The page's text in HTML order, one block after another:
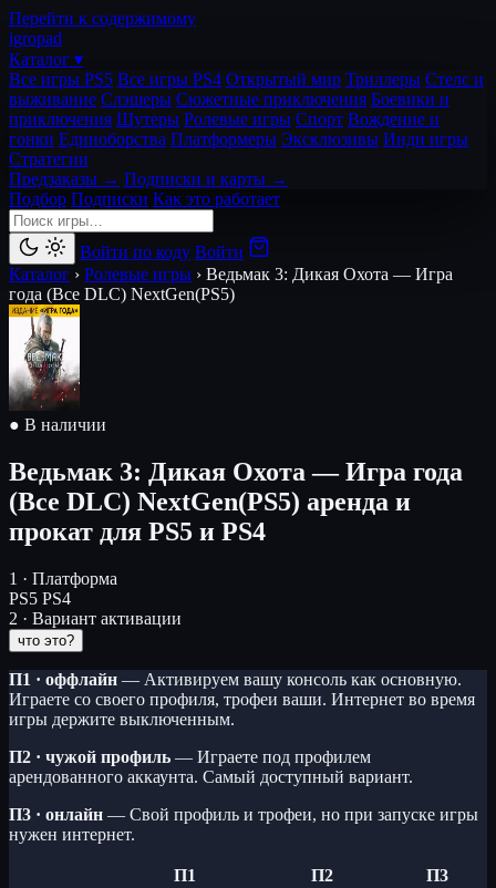
Перейти к содержимому
igropad
Каталог ▾
Все игры PS5 Все игры PS4 Открытый мир Триллеры Стелс и
выживание Слэшеры Сюжетные приключения Боевики и
приключения Шутеры Ролевые игры Спорт Вождение и
гонки Единоборства Платформеры Эксклюзивы Инди игры
Стратегии
Предзаказы → Подписки и карты →
Подбор Подписки Как это работает
Войти по коду Войти
Каталог › Ролевые игры › Ведьмак 3: Дикая Охота — Игра
года (Все DLC) NextGen(PS5)
● В наличии
Ведьмак 3: Дикая Охота — Игра года
(Все DLC) NextGen(PS5) аренда и
прокат для PS5 и PS4
1 · Платформа
PS5 PS4
2 · Вариант активации
что это?
П1 · оффлайн — Активируем вашу консоль как основную.
Играете со своего профиля, трофеи ваши. Интернет во время
игры держите выключенным.
П2 · чужой профиль — Играете под профилем
арендованного аккаунта. Самый доступный вариант.
П3 · онлайн — Свой профиль и трофеи, но при запуске игры
нужен интернет.
П1 П2 П3